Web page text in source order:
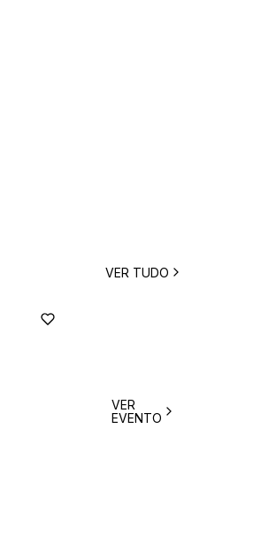
VER TUDO
VER
EVENTO